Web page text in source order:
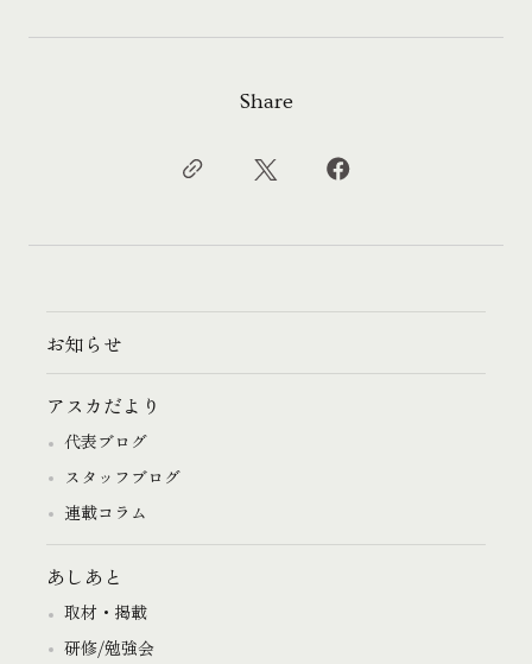
Share
お知らせ
アスカだより
代表ブログ
スタッフブログ
連載コラム
あしあと
取材・掲載
研修/勉強会